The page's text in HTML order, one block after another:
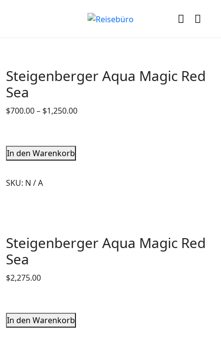
Steigenberger Aqua Magic Red
Sea
$700.00– $1,250.00
In den Warenkorb
SKU: N / A
Steigenberger Aqua Magic Red
Sea
$2,275.00
In den Warenkorb